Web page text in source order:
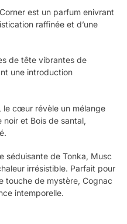
est un parfum enivrant
raffinée et d’une
de tête vibrantes de
une introduction
le cœur révèle un mélange
et Bois de santal,
séduisante de Tonka, Musc
irrésistible. Parfait pour
touche de mystère, Cognac
intemporelle.